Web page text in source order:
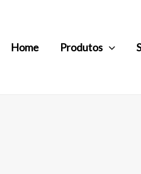
Home Produtos